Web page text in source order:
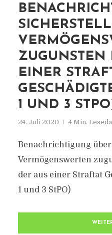
ZUGUNSTEN
EINER
1 UND 3
24. Juli 2020 4 Min.
Benachrichtigung
Vermögenswerten
der aus einer Straftat
1 und 3 StPO)